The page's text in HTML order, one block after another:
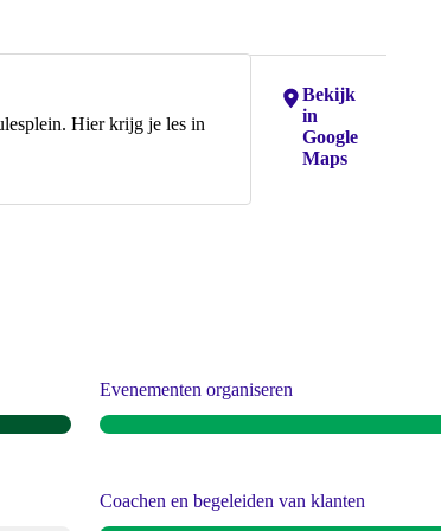
Hier krijg je les in
Locaties:
Bekijk
in
Google
Maps
Evenementen organiseren
Coachen en begeleiden van klanten